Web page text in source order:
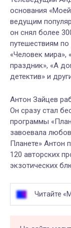
основания
ведущим
он снял более
путешествиям
«Человек мира»,
праздник», «А
детектив» и
Антон Зайцев
Он сразу стал
программы
завоевала
Планете» Антон
120 авторских
экзотических
Читайте